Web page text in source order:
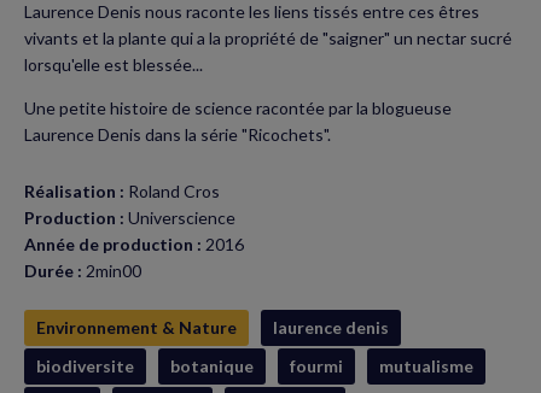
fenêtre)fenêtre)
Laurence Denis nous raconte les liens tissés entre ces êtres
vivants et la plante qui a la propriété de "saigner" un nectar sucré
lorsqu'elle est blessée...
Une petite histoire de science racontée par la blogueuse
Laurence Denis dans la série "Ricochets".
Réalisation : Roland Cros
Production : Universcience
Année de production : 2016
Durée : 2min00
Environnement & Nature
laurence denis
biodiversite
botanique fourmi
mutualisme